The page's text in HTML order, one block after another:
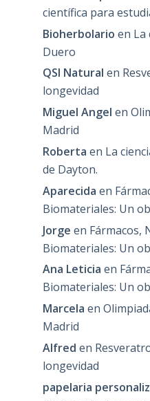
científica para
Bioherbolario en La
Duero
QSI Natural en
longevidad
Miguel Angel en
Madrid
Roberta en La
de Dayton.
Aparecida en
Biomateriales: Un
Jorge en Fármacos,
Biomateriales: Un
Ana Leticia en
Biomateriales: Un
Marcela en
Madrid
Alfred en
longevidad
papelaria